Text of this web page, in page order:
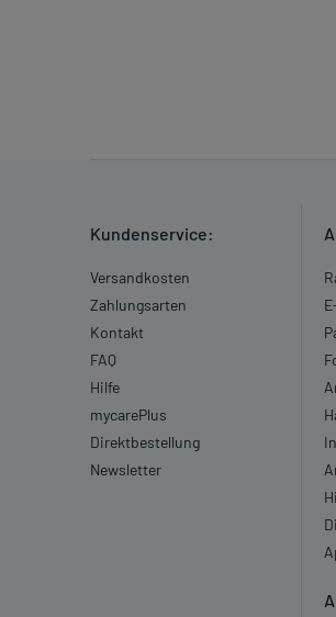
Kundenservice:
Versandkosten
Zahlungsarten
Kontakt
FAQ
Hilfe
mycarePlus
Direktbestellung
Newsletter